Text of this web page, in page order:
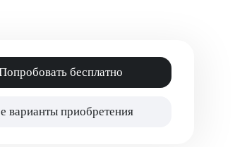
бесплатно
варианты приобретения